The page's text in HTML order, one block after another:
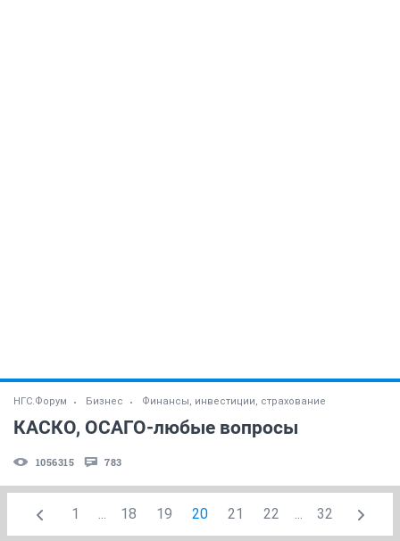
НГС.Форум Бизнес Финансы, инвестиции, страхование
КАСКО, ОСАГО-любые вопросы
1056315 783
1 ... 18 19 20 21 22 ... 32